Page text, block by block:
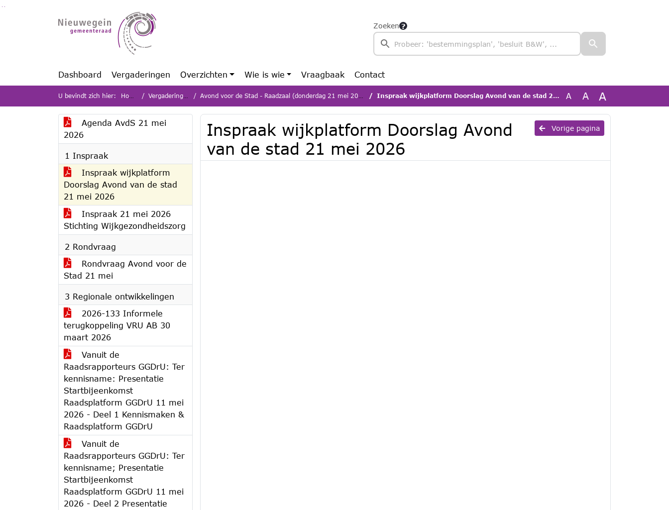
Ga naar de inhoud van deze pagina
Zoeken
Dashboard Vergaderingen Overzichten Wie is wie Vraagbaak Contact
U bevindt zich hier: Home Vergaderingen Avond voor de Stad - Raadzaal (donderdag 21 mei 2026) Inspraak wijkplatform Doorslag Avond van de stad 21 mei 2026 A A A
Agenda AvdS 21 mei
2026
1 Inspraak
Inspraak wijkplatform
Doorslag Avond van de stad
21 mei 2026
Inspraak 21 mei 2026
Stichting Wijkgezondheidszorg
2 Rondvraag
Rondvraag Avond voor de
Stad 21 mei
3 Regionale ontwikkelingen
2026-133 Informele
terugkoppeling VRU AB 30
maart 2026
Vanuit de
Raadsrapporteurs GGDrU: Ter
kennisname: Presentatie
Startbijeenkomst
Raadsplatform GGDrU 11 mei
2026 - Deel 1 Kennismaken &
Raadsplatform GGDrU
Vanuit de
Raadsrapporteurs GGDrU: Ter
kennisname; Presentatie
Startbijeenkomst
Raadsplatform GGDrU 11 mei
2026 - Deel 2 Presentatie
Vorige pagina
Inspraak wijkplatform Doorslag Avond
van de stad 21 mei 2026